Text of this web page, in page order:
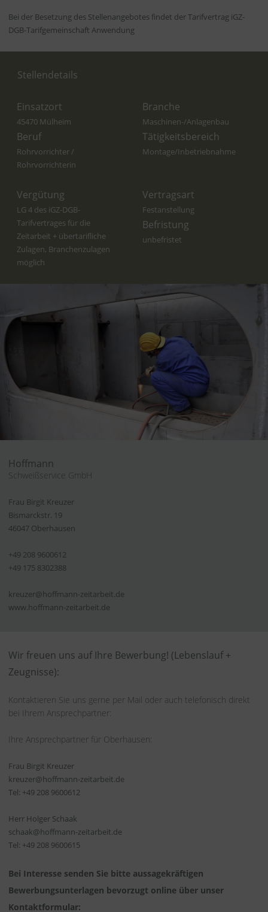
Bei der Besetzung des Stellenangebotes findet der Tarifvertrag iGZ-
DGB-Tarifgemeinschaft Anwendung
Stellendetails
Einsatzort
45470 Mülheim
Branche
Maschinen-/Anlagenbau
Beruf
Rohrvorrichter /
Rohrvorrichterin
Tätigkeitsbereich
Montage/Inbetriebnahme
Vergütung
LG 4 des iGZ-DGB-
Tarifvertrages für die
Zeitarbeit + übertarifliche
Zulagen, Branchenzulagen
möglich
Vertragsart
Festanstellung
Befristung
unbefristet
Hoffmann
Schweißservice GmbH
Frau Birgit Kreuzer
Bismarckstr. 19
46047 Oberhausen
+49 208 9600612
+49 175 8302388
kreuzer@hoffmann-zeitarbeit.de
www.hoffmann-zeitarbeit.de
Wir freuen uns auf Ihre Bewerbung! (Lebenslauf +
Zeugnisse):
Kontaktieren Sie uns gerne per Mail oder auch telefonisch direkt
bei Ihrem Ansprechpartner:
Ihre Ansprechpartner für Oberhausen:
Frau Birgit Kreuzer
kreuzer@hoffmann-zeitarbeit.de
Tel: +49 208 9600612
Herr Holger Schaak
schaak@hoffmann-zeitarbeit.de
Tel: +49 208 9600615
Bei Interesse senden Sie bitte aussagekräftigen
Bewerbungsunterlagen bevorzugt online über unser
Kontaktformular: